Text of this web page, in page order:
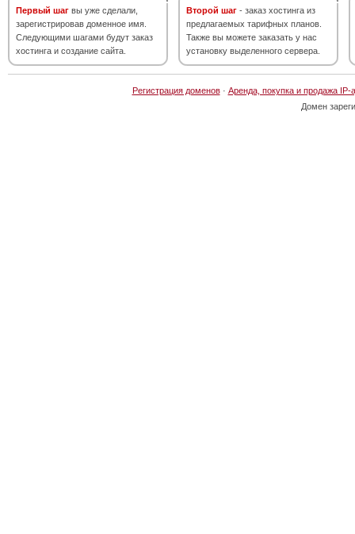
Первый шаг вы уже сделали,
зарегистрировав доменное имя.
Следующими шагами будут заказ
хостинга и создание сайта.
Второй шаг - заказ хостинга из
предлагаемых тарифных планов.
Также вы можете заказать у нас
установку выделенного сервера.
Регистрация доменов· Аренда, покупка и продажа IP-
Домен